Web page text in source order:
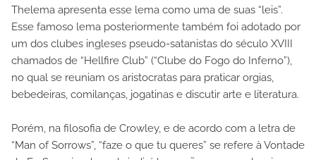
Thelema apresenta esse lema como uma de suas “leis”.
Esse famoso lema posteriormente também foi adotado por
um dos clubes ingleses pseudo-satanistas do século XVIII
chamados de “Hellfire Club” (“Clube do Fogo do Inferno”),
no qual se reuniam os aristocratas para praticar orgias,
bebedeiras, comilanças, jogatinas e discutir arte e literatura.
Porém, na filosofia de Crowley, e de acordo com a letra de
“Man of Sorrows”, “faze o que tu queres” se refere à Vontade